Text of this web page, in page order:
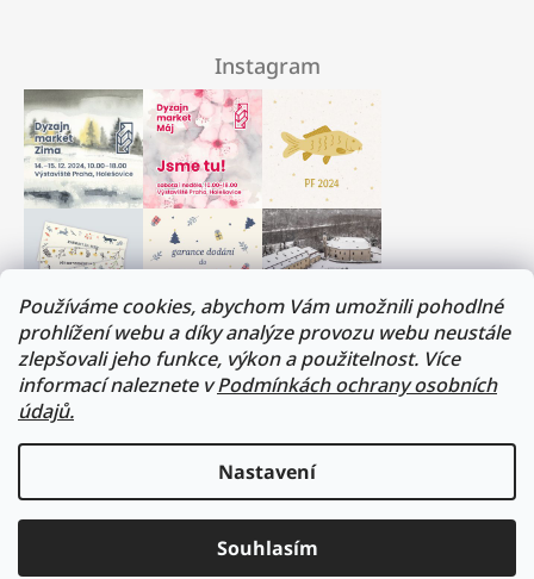
Používáme cookies, abychom Vám umožnili pohodlné
prohlížení webu a díky analýze provozu webu neustále
zlepšovali jeho funkce, výkon a použitelnost. Více
informací naleznete v Podmínkách ochrany osobních
údajů.
Nastavení
Souhlasím
Milí přátelé, musíme si trochu odpočinout :)
V termínu 17. - 31.července budeme na dovolené.
Všechny objednávky budou vyřízeny v prvním
srpnovém týdnu. Děkujeme za pochopení!
Přejeme vám všem krásné léto!
Lukáš a Veronika
Instagram
sledovat na instagramu
vytvořil shoptet